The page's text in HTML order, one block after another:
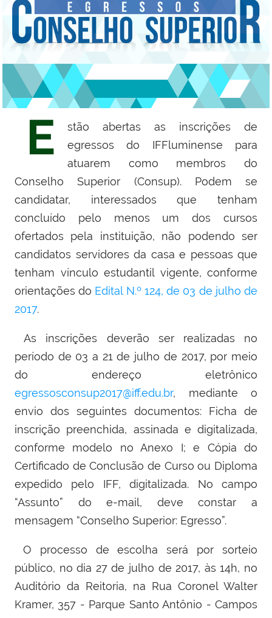
E
stão abertas as inscrições de
egressos do IFFluminense para
atuarem como membros do
Conselho Superior (Consup). Podem se
candidatar, interessados que tenham
concluído pelo menos um dos cursos
ofertados pela instituição, não podendo ser
candidatos servidores da casa e pessoas que
tenham vínculo estudantil vigente, conforme
orientações do Edital N.º 124, de 03 de julho de
2017.
As inscrições deverão ser realizadas no
período de 03 a 21 de julho de 2017, por meio
do endereço eletrônico
egressosconsup2017@iff.edu.br, mediante o
envio dos seguintes documentos: Ficha de
inscrição preenchida, assinada e digitalizada,
conforme modelo no Anexo I; e Cópia do
Certificado de Conclusão de Curso ou Diploma
expedido pelo IFF, digitalizada. No campo
“Assunto” do e-mail, deve constar a
mensagem “Conselho Superior: Egresso”.
O processo de escolha será por sorteio
público, no dia 27 de julho de 2017, às 14h, no
Auditório da Reitoria, na Rua Coronel Walter
Kramer, 357 - Parque Santo Antônio - Campos